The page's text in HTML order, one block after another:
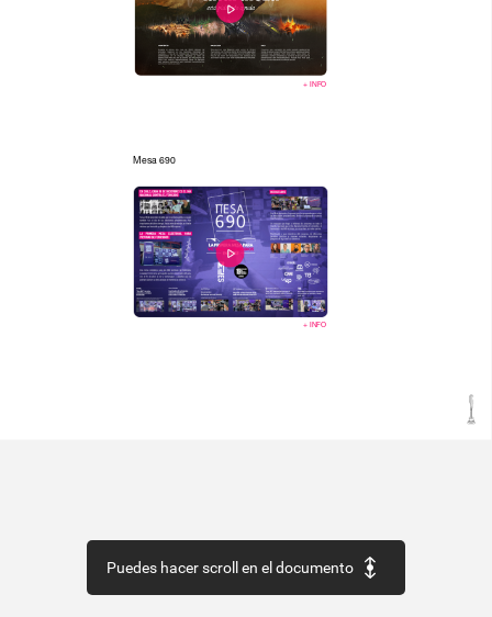
Mesa 690
+ INFO
+ INFO
Puedes hacer scroll en el documento